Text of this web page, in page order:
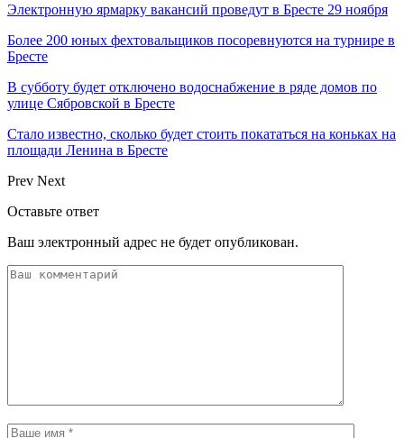
Электронную ярмарку вакансий проведут в Бресте 29 ноября
Более 200 юных фехтовальщиков посоревнуются на турнире в
Бресте
В субботу будет отключено водоснабжение в ряде домов по
улице Сябровской в Бресте
Стало известно, сколько будет стоить покататься на коньках на
площади Ленина в Бресте
Prev Next
Оставьте ответ
Ваш электронный адрес не будет опубликован.